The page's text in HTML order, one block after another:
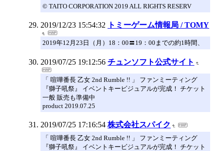
© TAITO CORPORATION 2019 ALL RIGHTS RESERV
2019/12/23 15:54:32 トミーゲーム情報局 / TOMY
2019年12月23日（月）18：00〓19：00までの約1時間、
2019/07/25 19:12:56 チュンソフト公式サイト
「 喧嘩番長 乙女 2nd Rumble !! 」 ファンミーティング
『獅子吼祭』 イベントキービジュアルが完成！ チケット
一般 販売も準備中
product 2019.07.25
2019/07/25 17:16:54 株式会社スパイク
「 喧嘩番長 乙女 2nd Rumble !! 」 ファンミーティング
『獅子吼祭』 イベントキービジュアルが完成！ チケット